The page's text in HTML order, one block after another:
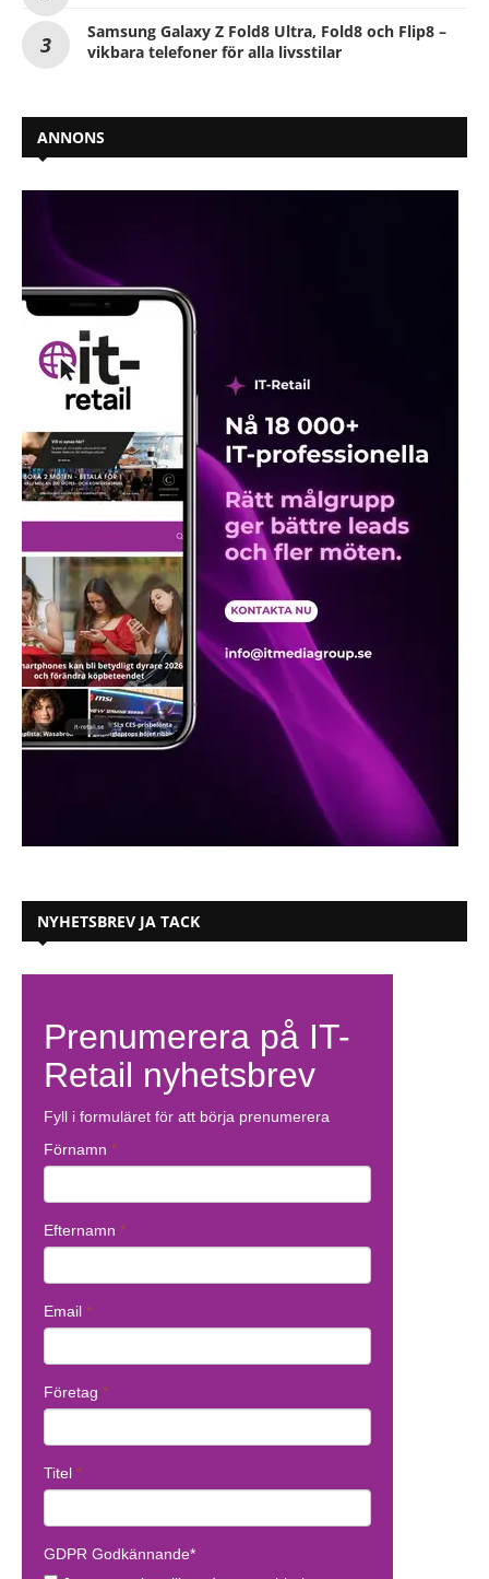
Samsung Galaxy Z Fold8 Ultra, Fold8 och Flip8 –
vikbara telefoner för alla livsstilar
ANNONS
NYHETSBREV JA TACK